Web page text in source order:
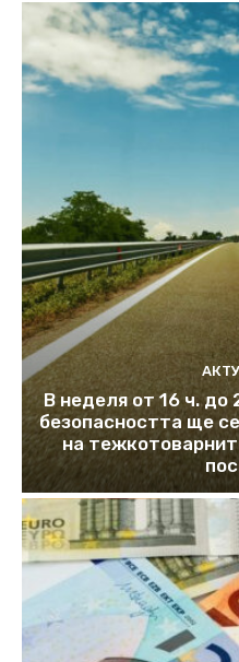
В неделя от 16 ч. до
безопасността ще
на